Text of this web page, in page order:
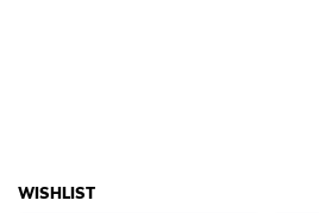
WISHLIST